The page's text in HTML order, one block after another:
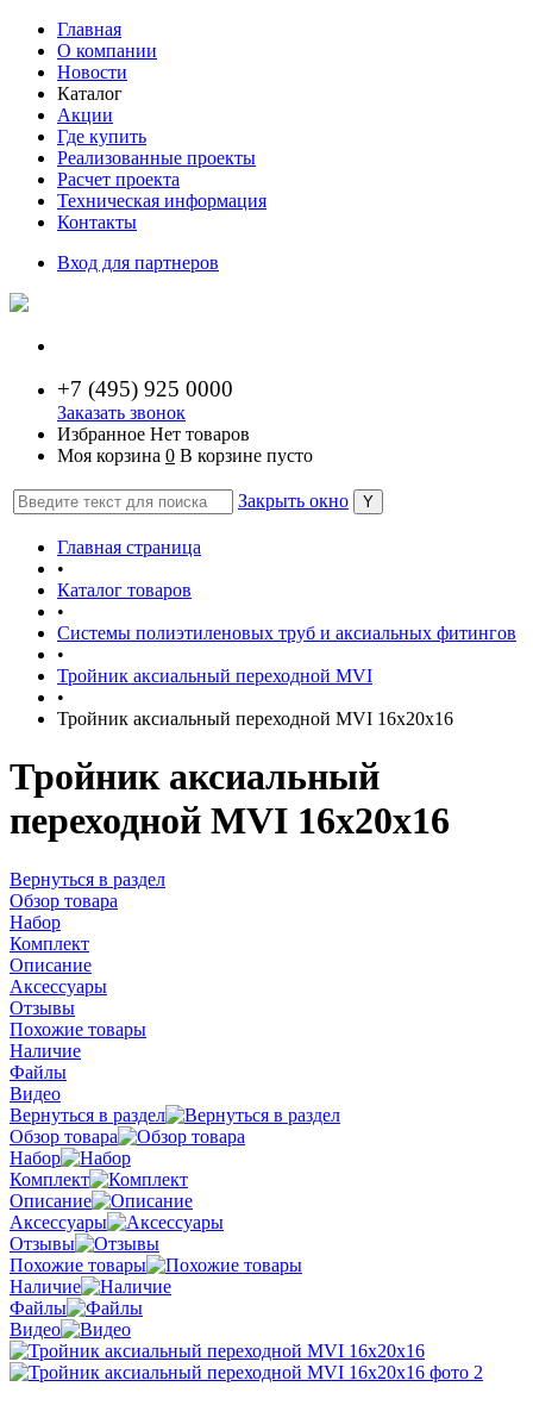
Главная
О компании
Новости
Каталог
Акции
Где купить
Реализованные проекты
Расчет проекта
Техническая информация
Контакты
Вход для партнеров
+7 (495) 925 0000
Заказать звонок
Избранное Нет товаров
Моя корзина 0 В корзине пусто
Закрыть окно
Главная страница
•
Каталог товаров
•
Системы полиэтиленовых труб и аксиальных фитингов
•
Тройник аксиальный переходной MVI
•
Тройник аксиальный переходной MVI 16x20x16
Тройник аксиальный
переходной MVI 16x20x16
Вернуться в раздел
Обзор товара
Набор
Комплект
Описание
Аксессуары
Отзывы
Похожие товары
Наличие
Файлы
Видео
Вернуться в раздел
Обзор товара
Набор
Комплект
Описание
Аксессуары
Отзывы
Похожие товары
Наличие
Файлы
Видео